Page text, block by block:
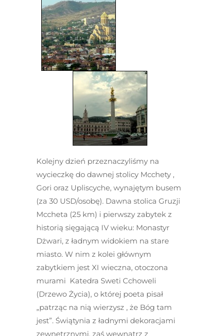
Kolejny dzień przeznaczyliśmy na
wycieczkę do dawnej stolicy Mcchety ,
Gori oraz Upliscyche, wynajętym busem
(za 30 USD/osobę). Dawna stolica Gruzji
Mccheta (25 km) i pierwszy zabytek z
historią sięgającą IV wieku: Monastyr
Dżwari, z ładnym widokiem na stare
miasto. W nim z kolei głównym
zabytkiem jest XI wieczna, otoczona
murami Katedra Sweti Cchoweli
(Drzewo Życia), o której poeta pisał
„patrząc na nią wierzysz , że Bóg tam
jest”. Świątynia z ładnymi dekoracjami
zewnętrznymi, zaś wewnątrz z